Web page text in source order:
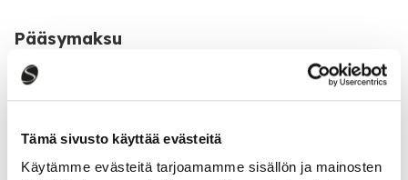
Tämä sivusto käyttää evästeitä
Käytämme evästeitä tarjoamamme sisällön ja mainosten
Pääsymaksu